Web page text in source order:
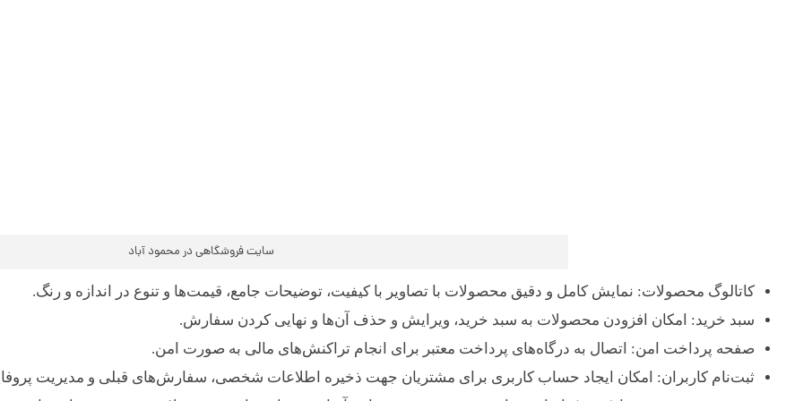
سایت فروشگاهی در محمود آباد
کاتالوگ محصولات: نمایش کامل و دقیق محصولات با تصاویر با کیفیت، توضیحات جامع، قیمت‌ها و تنوع در اندازه و رنگ.
سبد خرید: امکان افزودن محصولات به سبد خرید، ویرایش و حذف آن‌ها و نهایی کردن سفارش.
صفحه پرداخت امن: اتصال به درگاه‌های پرداخت معتبر برای انجام تراکنش‌های مالی به صورت امن.
ثبت‌نام کاربران: امکان ایجاد حساب کاربری برای مشتریان جهت ذخیره اطلاعات شخصی، سفارش‌های قبلی و مدیریت